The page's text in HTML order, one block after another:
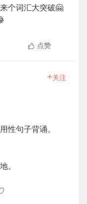
个词汇大突破🤗
点赞
+关注
性句子背诵。
。